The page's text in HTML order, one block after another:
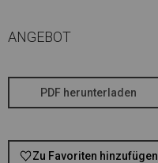
ANGEBOT
PDF herunterladen
Zu Favoriten hinzufügen